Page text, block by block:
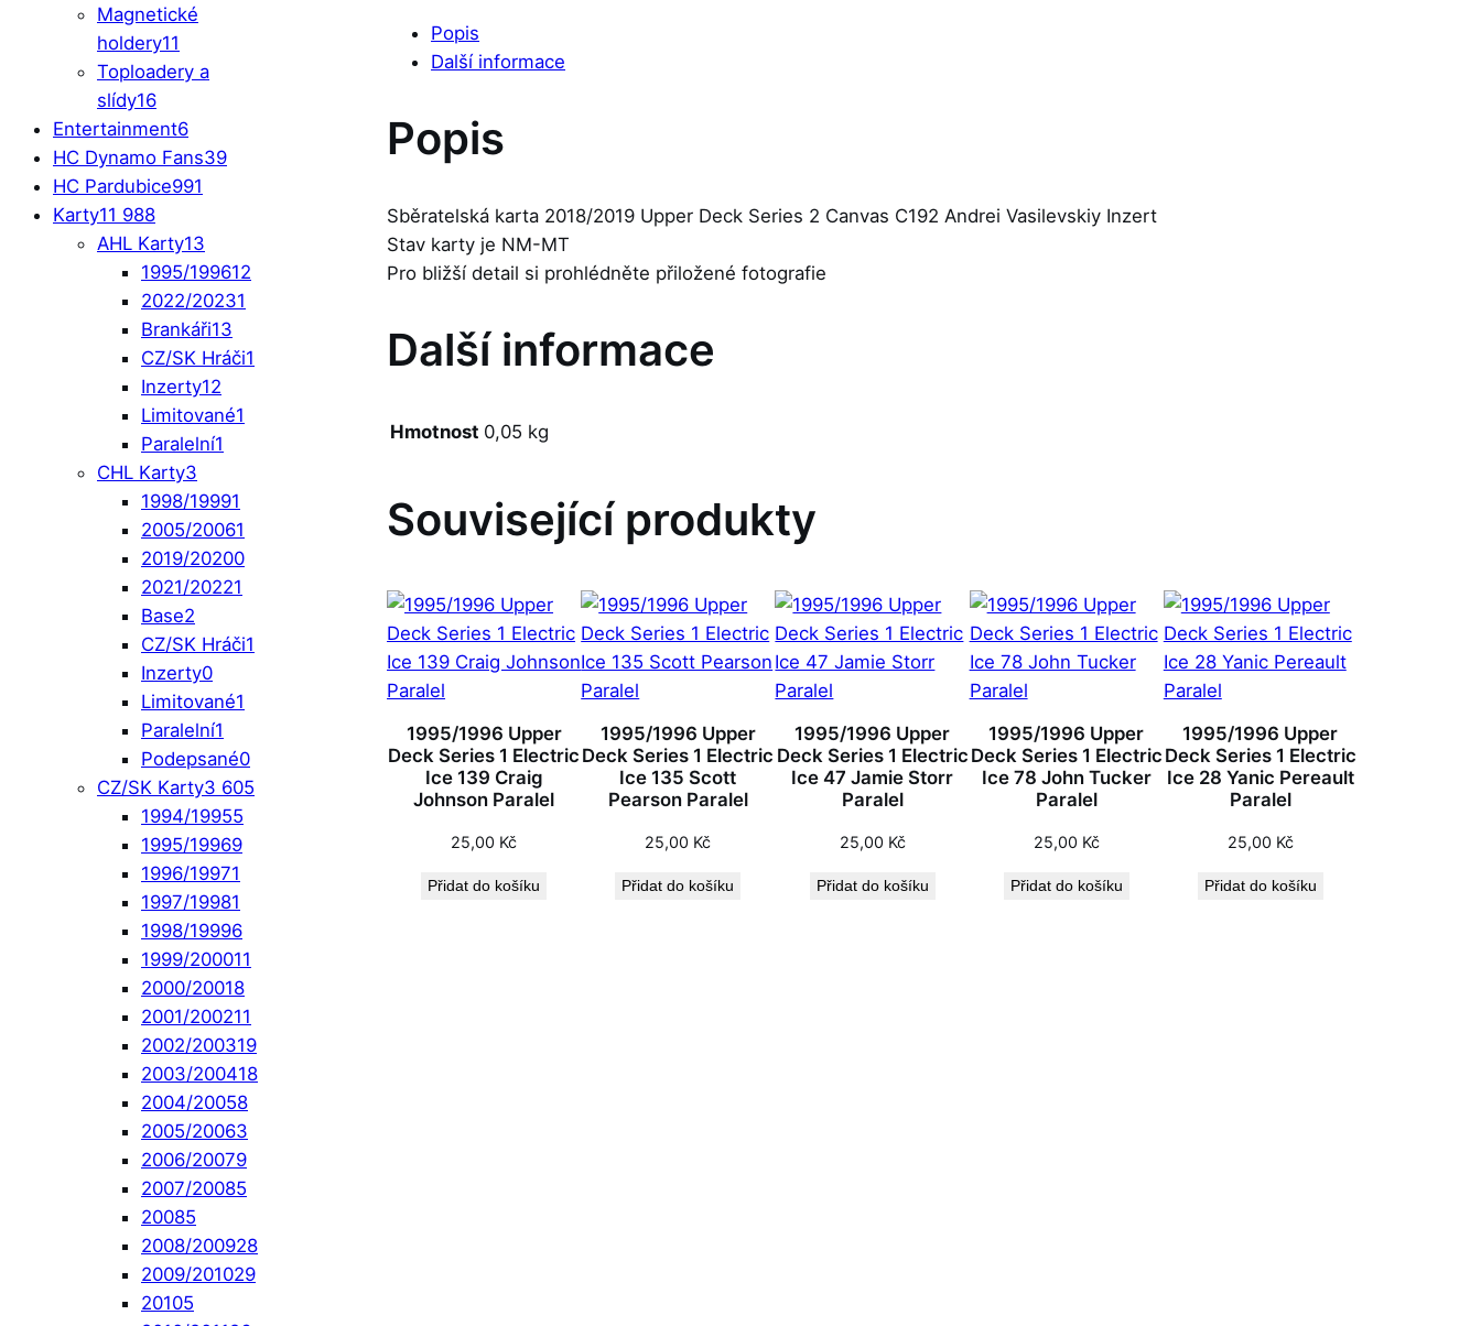
Magnetické
holdery11
Toploadery a
slídy16
Entertainment6
HC Dynamo Fans39
HC Pardubice991
Karty11 988
AHL Karty13
1995/199612
2022/20231
Brankáři13
CZ/SK Hráči1
Inzerty12
Limitované1
Paralelní1
CHL Karty3
1998/19991
2005/20061
2019/20200
2021/20221
Base2
CZ/SK Hráči1
Inzerty0
Limitované1
Paralelní1
Podepsané0
CZ/SK Karty3 605
1994/19955
1995/19969
1996/19971
1997/19981
1998/19996
1999/200011
2000/20018
2001/200211
2002/200319
2003/200418
2004/20058
2005/20063
2006/20079
2007/20085
20085
2008/200928
2009/201029
20105
Popis
Další informace
Popis
Sběratelská karta 2018/2019 Upper Deck Series 2 Canvas C192 Andrei Vasilevskiy Inzert
Stav karty je NM-MT
Pro bližší detail si prohlédněte přiložené fotografie
Další informace
Hmotnost 0,05 kg
Související produkty
1995/1996 Upper
Deck Series 1 Electric
Ice 139 Craig
Johnson Paralel
25,00 Kč
Přidat do košíku
1995/1996 Upper
Deck Series 1 Electric
Ice 135 Scott
Pearson Paralel
25,00 Kč
Přidat do košíku
1995/1996 Upper
Deck Series 1 Electric
Ice 47 Jamie Storr
Paralel
25,00 Kč
Přidat do košíku
1995/1996 Upper
Deck Series 1 Electric
Ice 78 John Tucker
Paralel
25,00 Kč
Přidat do košíku
1995/1996 Upper
Deck Series 1 Electric
Ice 28 Yanic Pereault
Paralel
25,00 Kč
Přidat do košíku